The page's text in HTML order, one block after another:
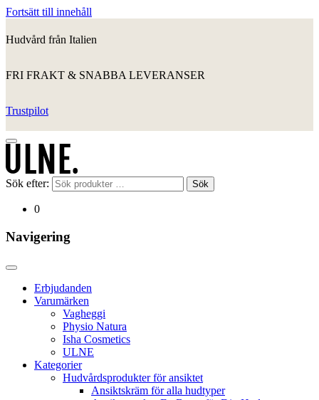
Fortsätt till innehåll
Hudvård från Italien
FRI FRAKT & SNABBA LEVERANSER
Trustpilot
Sök efter: Sök
0
Navigering
Erbjudanden
Varumärken
Vagheggi
Physio Natura
Isha Cosmetics
ULNE
Kategorier
Hudvårdsprodukter för ansiktet
Ansiktskräm för alla hudtyper